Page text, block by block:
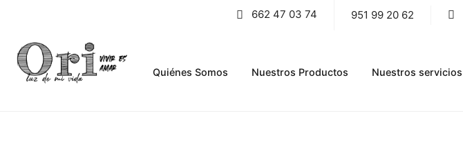
662 47 03 74 951 99 20 62
Quiénes Somos Nuestros Productos Nuestros servicios